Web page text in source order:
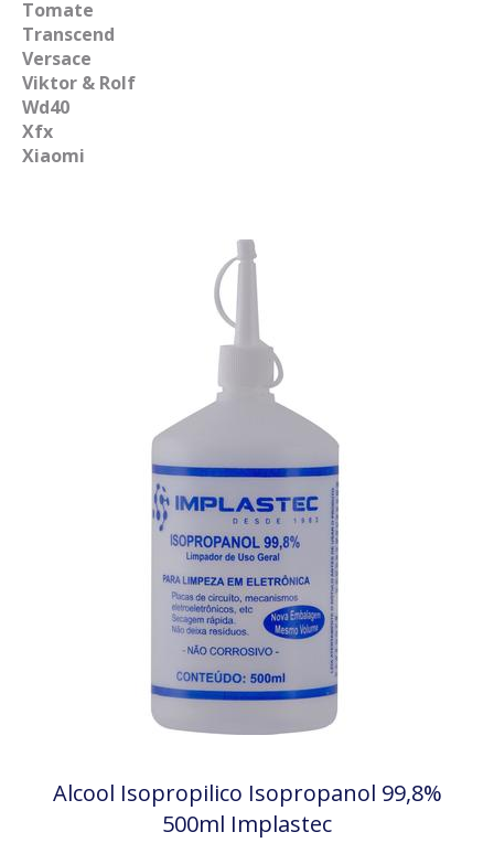
Tomate
Transcend
Versace
Viktor & Rolf
Wd40
Xfx
Xiaomi
Alcool Isopropilico Isopropanol 99,8%
500ml Implastec